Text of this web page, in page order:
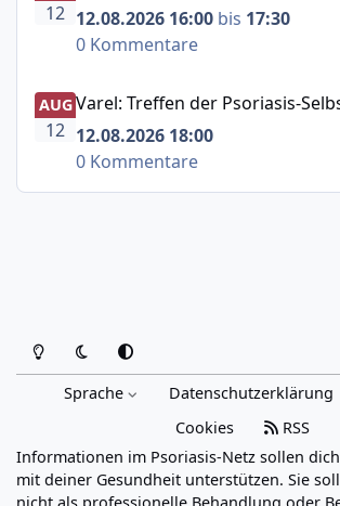
12 12.08.2026 16:00 bis 17:30
0 Kommentare
Varel: Treffen der Psoriasis-
AUG
12
Varel: Treffen der Psoriasis-
12.08.2026 18:00
0 Kommentare
Heller ModusDunkler Modus
Systemeinstellung
Sprache Datenschutzerklärung
Cookies
RSS
Informationen im Psoriasis-Netz sollen
mit deiner Gesundheit unterstützen. Sie